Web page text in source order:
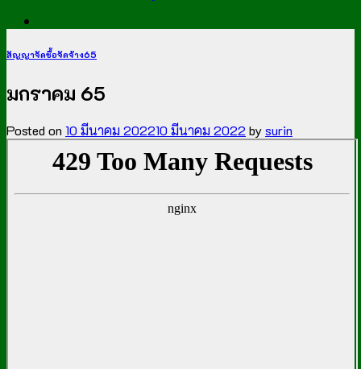
สัญญาจัดซื้อจัดจ้าง65
มกราคม 65
Posted on 10 มีนาคม 202210 มีนาคม 2022 bysurin